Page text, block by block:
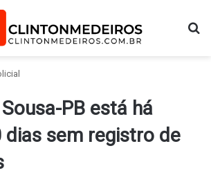
PB está há
dias sem registro de